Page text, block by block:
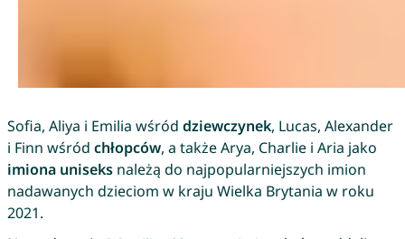
Sofia, Aliya i Emilia wśród dziewczynek, Lucas, Alexander
i Finn wśród chłopców, a także Arya, Charlie i Aria jako
imiona uniseksnależą do najpopularniejszych imion
nadawanych dzieciom w kraju Wielka Brytania w roku
2021.